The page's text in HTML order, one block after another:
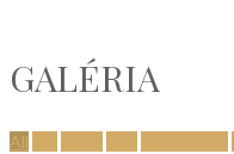
GALÉRIA
All